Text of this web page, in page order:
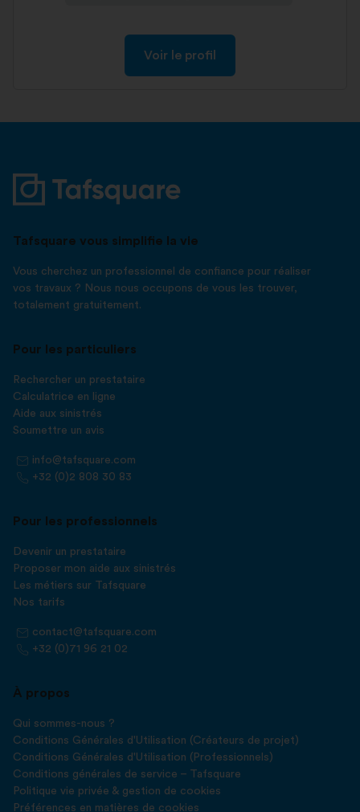
Voir le profil
Tafsquare vous simplifie la vie
Vous cherchez un professionnel de confiance pour réaliser
vos travaux ? Nous nous occupons de vous les trouver,
totalement gratuitement.
Pour les particuliers
Rechercher un prestataire
Calculatrice en ligne
Aide aux sinistrés
Soumettre un avis
info@tafsquare.com
+32 (0)2 808 30 83
Pour les professionnels
Devenir un prestataire
Proposer mon aide aux sinistrés
Les métiers sur Tafsquare
Nos tarifs
contact@tafsquare.com
+32 (0)71 96 21 02
À propos
Qui sommes-nous ?
Conditions Générales d'Utilisation (Créateurs de projet)
Conditions Générales d'Utilisation (Professionnels)
Conditions générales de service – Tafsquare
Politique vie privée & gestion de cookies
Préférences en matières de cookies